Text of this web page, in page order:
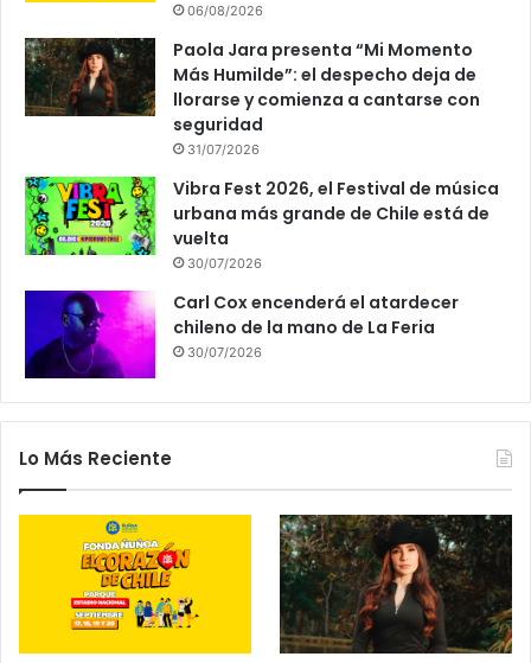
06/08/2026
Paola Jara presenta “Mi Momento
Más Humilde”: el despecho deja de
llorarse y comienza a cantarse con
seguridad
31/07/2026
Vibra Fest 2026, el Festival de música
urbana más grande de Chile está de
vuelta
30/07/2026
Carl Cox encenderá el atardecer
chileno de la mano de La Feria
30/07/2026
Lo Más Reciente